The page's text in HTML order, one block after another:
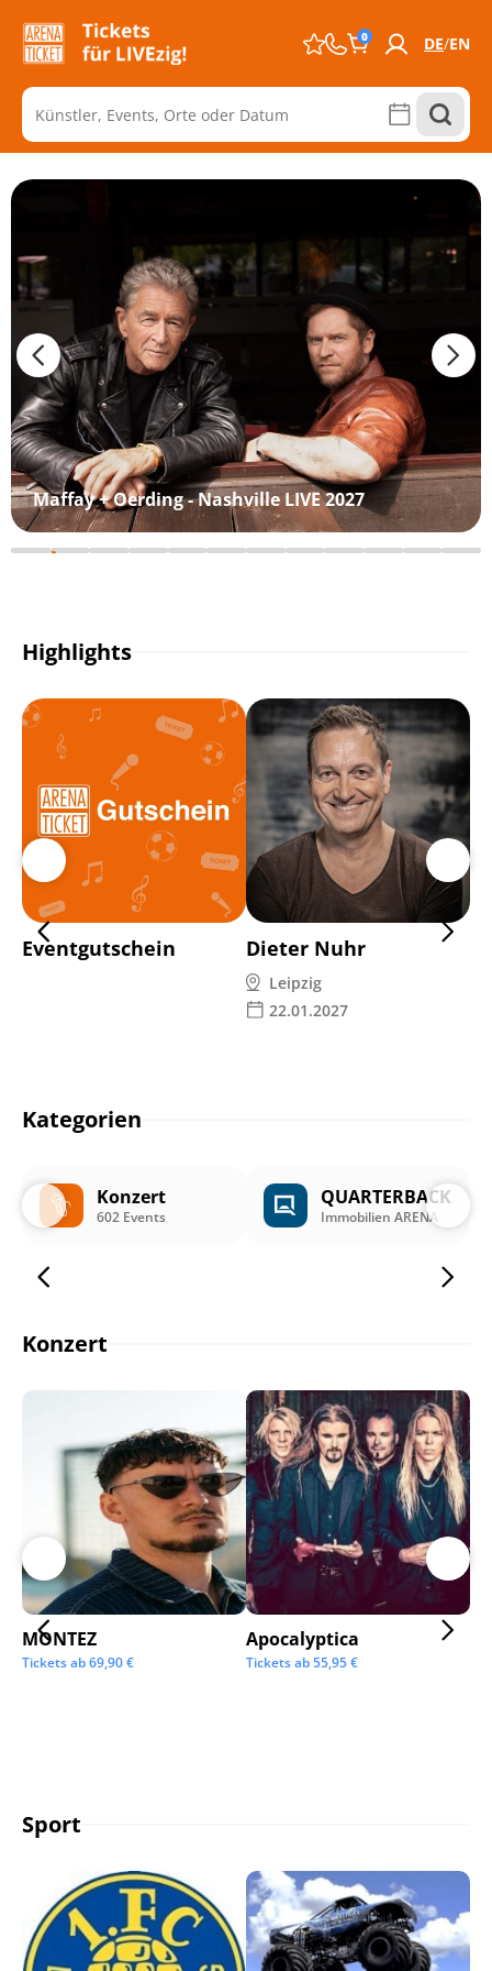
0 DE EN
Maffay + Oerding - Nashville LIVE 2027
Highlights
Eventgutschein Dieter Nuhr
Leipzig
22.01.2027
Kategorien
Konzert
602 Events
QUARTERBACK
Immobilien ARENA
Konzert
MONTEZ
Tickets ab69,90€
Apocalyptica
Tickets ab55,95€
Sport